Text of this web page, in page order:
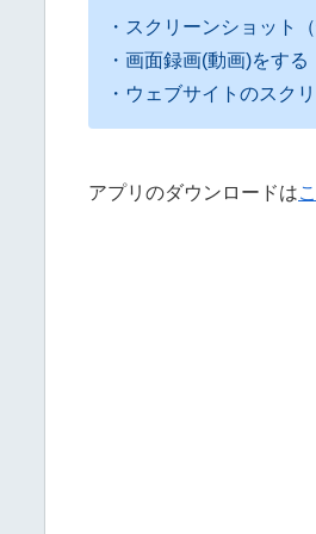
・スクリーンショット
・画面録画(動画)をする
・ウェブサイトのスク
アプリのダウンロードは